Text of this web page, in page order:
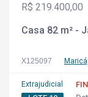
R$ 219.400,00
Casa 82 m² -
X125097
Extrajudicial